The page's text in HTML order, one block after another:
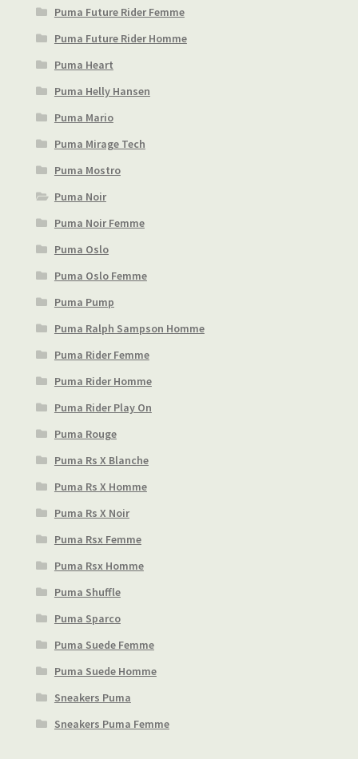
Puma Future Rider Femme
Puma Future Rider Homme
Puma Heart
Puma Helly Hansen
Puma Mario
Puma Mirage Tech
Puma Mostro
Puma Noir
Puma Noir Femme
Puma Oslo
Puma Oslo Femme
Puma Pump
Puma Ralph Sampson Homme
Puma Rider Femme
Puma Rider Homme
Puma Rider Play On
Puma Rouge
Puma Rs X Blanche
Puma Rs X Homme
Puma Rs X Noir
Puma Rsx Femme
Puma Rsx Homme
Puma Shuffle
Puma Sparco
Puma Suede Femme
Puma Suede Homme
Sneakers Puma
Sneakers Puma Femme